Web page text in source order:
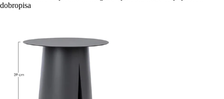
dobropisa